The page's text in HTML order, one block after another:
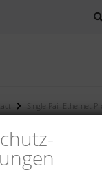
Single Pair Ethernet
Produits
représente une